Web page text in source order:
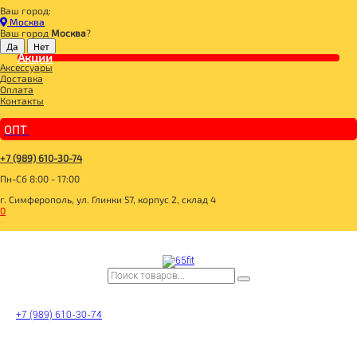
Ваш город:
Москва
Ваш город Москва?
Акции
Аксессуары
Доставка
Оплата
Контакты
ОПТ
+7 (989) 610-30-74
Пн-Сб 8:00 - 17:00
г. Симферополь, ул. Глинки 57, корпус 2, склад 4
0
+7 (989) 610-30-74
Главная
ДЛЯ ЗДОРОВОГО ПИТАНИЯ
БАКАЛЕЯ
ХЛЕБЦЫ, ХЛЕБ
ВАСТЭКО Соломка из полбы с томатом и луком 150г
ВАСТЭКО Соломка из
полбы с томатом и